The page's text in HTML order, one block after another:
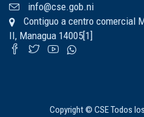
info@cse.gob.ni
Contiguo a centro comercial
II, Managua 14005[1]
Copyright © CSE Todos